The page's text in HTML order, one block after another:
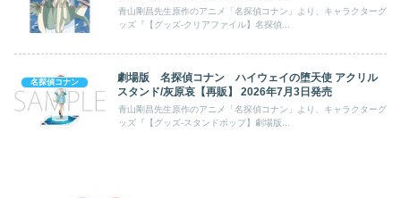
青山剛昌先生原作のアニメ「名探偵コナン」より、キャラクターグ
ッズ『【グッズ-クリアファイル】名探偵...
名探偵コナン
劇場版 名探偵コナン ハイウェイの堕天使 アクリル
スタンド/灰原哀【再販】 2026年7月3日発売
青山剛昌先生原作のアニメ「名探偵コナン」より、キャラクターグ
ッズ『【グッズ-スタンドポップ】劇場版...